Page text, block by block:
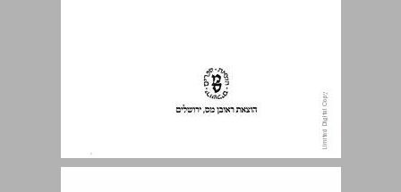
תוכן עניינים ... 3